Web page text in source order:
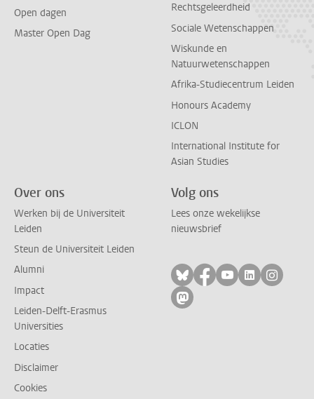
Open dagen
Master Open Dag
Rechtsgeleerdheid
Sociale Wetenschappen
Wiskunde en
Natuurwetenschappen
Afrika-Studiecentrum Leiden
Honours Academy
ICLON
International Institute for
Asian Studies
Over ons
Werken bij de Universiteit
Leiden
Steun de Universiteit Leiden
Alumni
Impact
Leiden-Delft-Erasmus
Universities
Locaties
Disclaimer
Cookies
Volg ons
Lees onze wekelijkse
nieuwsbrief
Volg ons op bluesky
Volg ons op
Volg ons op
Volg ons
Volg
Volg ons op mastodon